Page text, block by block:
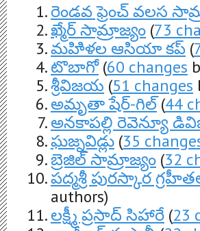
రెండవ ఫ్రెంచ్ వలస
ఖ్మేర్ సామ్రాజ్యం (73
మహిిళల ఆసియా కప్ (
టొబాగో (60 changes
శ్రీవిజయ (51 changes
అమృతా షేర్-గిల్ (44
అనకాపల్లి రెవెన్యూ
ఘజ్నవిడ్లు (35
బ్రెజిల్ సామ్రాజ్యం (32
పద్మశ్రీ పురస్కార
authors)
లక్ష్మీ ప్రసాద్ సిహారే (23